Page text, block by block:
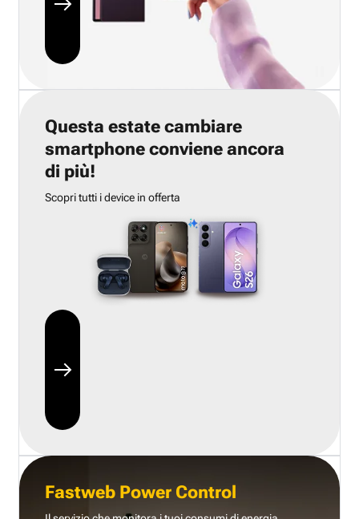
Questa estate cambiare
smartphone conviene ancora
di più!
Scopri tutti i device in offerta
Fastweb Power Control